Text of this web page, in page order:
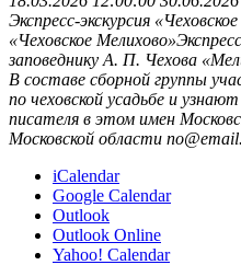
Экспресс-экскурсия
«Чеховское
заповеднику А. П. Чехова
В составе сборной группы
по чеховской усадьбе и
писателя в этом имен
Московской области
iCalendar
Google Calendar
Outlook
Outlook Online
Yahoo! Calendar